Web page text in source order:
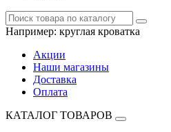
Например: круглая кроватка
Акции
Наши магазины
Доставка
Оплата
КАТАЛОГ ТОВАРОВ